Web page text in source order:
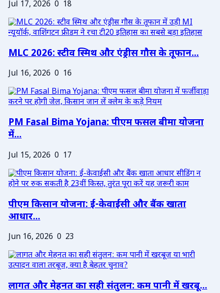
Jul 17, 2026 0 18
MLC 2026: स्टीव स्मिथ और एंड्रीस गौस के तूफान...
Jul 16, 2026 0 16
PM Fasal Bima Yojana: पीएम फसल बीमा योजना
में...
Jul 15, 2026 0 17
पीएम किसान योजना: ई-केवाईसी और बैंक खाता
आधार...
Jun 16, 2026 0 23
लागत और मेहनत का सही संतुलन: कम पानी में खरबू...